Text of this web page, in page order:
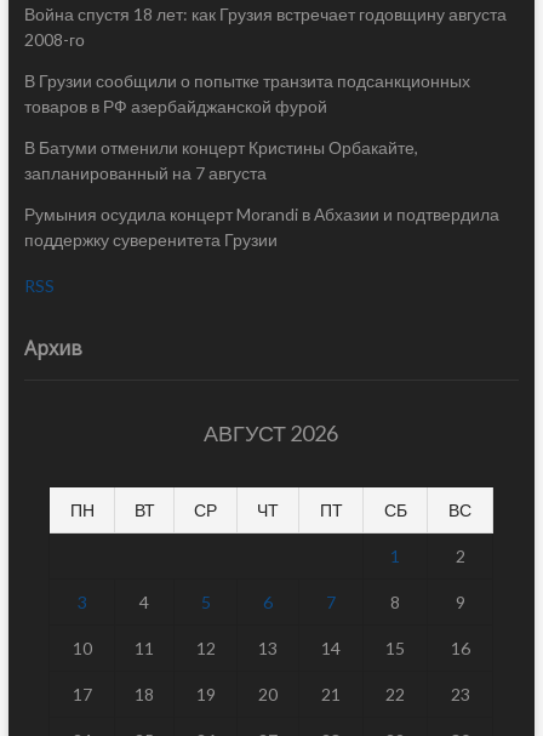
Война спустя 18 лет: как Грузия встречает годовщину августа
2008-го
В Грузии сообщили о попытке транзита подсанкционных
товаров в РФ азербайджанской фурой
В Батуми отменили концерт Кристины Орбакайте,
запланированный на 7 августа
Румыния осудила концерт Morandi в Абхазии и подтвердила
поддержку суверенитета Грузии
RSS
Архив
АВГУСТ 2026
ПН ВТ СР ЧТ ПТ СБ ВС
1 2
3 4 5 6 7 8 9
10 11 12 13 14 15 16
17 18 19 20 21 22 23